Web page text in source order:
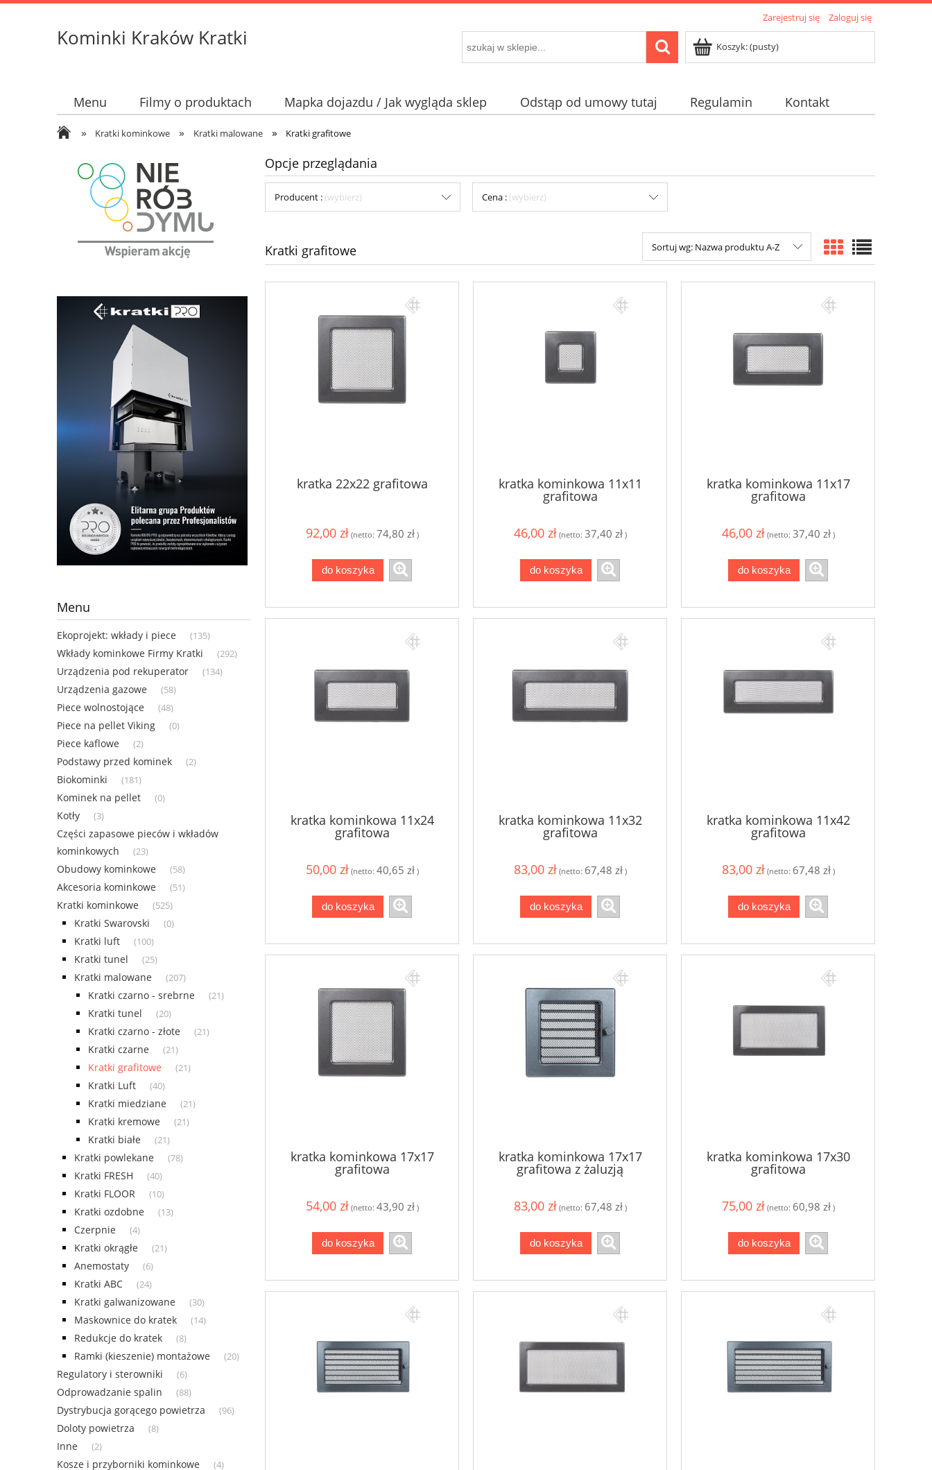
Zarejestruj się Zaloguj się
Kominki Kraków Kratki Koszyk:(pusty)
Menu Filmy o produktach Mapka dojazdu / Jak wygląda sklep Odstąp od umowy tutaj Regulamin Kontakt
» Kratki kominkowe » Kratki malowane » Kratki grafitowe
Menu
Ekoprojekt: wkłady i piece (135)
Wkłady kominkowe Firmy Kratki (292)
Urządzenia pod rekuperator (134)
Urządzenia gazowe (58)
Piece wolnostojące (48)
Piece na pellet Viking (0)
Piece kaflowe (2)
Podstawy przed kominek (2)
Biokominki (181)
Kominek na pellet (0)
Kotły (3)
Części zapasowe pieców i wkładów
kominkowych
(23)
Obudowy kominkowe (58)
Akcesoria kominkowe (51)
Kratki kominkowe (525)
Kratki Swarovski (0)
Kratki luft (100)
Kratki tunel (25)
Kratki malowane (207)
Kratki czarno - srebrne (21)
Kratki tunel (20)
Kratki czarno - złote (21)
Kratki czarne (21)
Kratki grafitowe (21)
Kratki Luft (40)
Kratki miedziane (21)
Kratki kremowe (21)
Kratki białe (21)
Kratki powlekane (78)
Kratki FRESH (40)
Kratki FLOOR (10)
Kratki ozdobne (13)
Czerpnie (4)
Kratki okrągłe (21)
Anemostaty (6)
Kratki ABC (24)
Kratki galwanizowane (30)
Maskownice do kratek (14)
Redukcje do kratek (8)
Ramki (kieszenie) montażowe (20)
Regulatory i sterowniki (6)
Odprowadzanie spalin (88)
Dystrybucja gorącego powietrza (96)
Doloty powietrza (8)
Inne (2)
Kosze i przyborniki kominkowe (4)
Opcje przeglądania
Producent : (wybierz) Cena : (wybierz)
Kratki grafitowe Sortuj wg: Nazwa produktu A-Z
kratka 22x22 grafitowa
92,00 zł (netto: 74,80 zł)
do koszyka
kratka kominkowa 11x11
grafitowa
46,00 zł (netto: 37,40 zł)
do koszyka
kratka kominkowa 11x17
grafitowa
46,00 zł (netto: 37,40 zł)
do koszyka
kratka kominkowa 11x24
grafitowa
50,00 zł (netto: 40,65 zł)
do koszyka
kratka kominkowa 11x32
grafitowa
83,00 zł (netto: 67,48 zł)
do koszyka
kratka kominkowa 11x42
grafitowa
83,00 zł (netto: 67,48 zł)
do koszyka
kratka kominkowa 17x17
grafitowa
54,00 zł (netto: 43,90 zł)
do koszyka
kratka kominkowa 17x17
grafitowa z żaluzją
83,00 zł (netto: 67,48 zł)
do koszyka
kratka kominkowa 17x30
grafitowa
75,00 zł (netto: 60,98 zł)
do koszyka